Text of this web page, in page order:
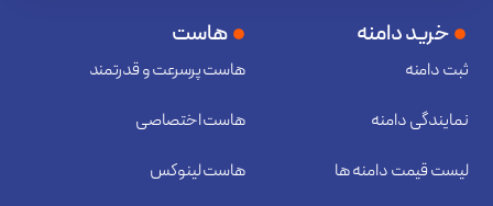
خرید دامنه
ثبت دامنه
نمایندگی دامنه
لیست قیمت دامنه ها
هاست
هاست پرسرعت و قدرتمند
هاست اختصاصی
هاست لینوکس